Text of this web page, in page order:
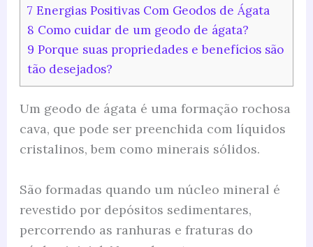
7 Energias Positivas Com Geodos de Ágata
8 Como cuidar de um geodo de ágata?
9 Porque suas propriedades e benefícios são
tão desejados?
Um geodo de ágata é uma formação rochosa
cava, que pode ser preenchida com líquidos
cristalinos, bem como minerais sólidos.
São formadas quando um núcleo mineral é
revestido por depósitos sedimentares,
percorrendo as ranhuras e fraturas do